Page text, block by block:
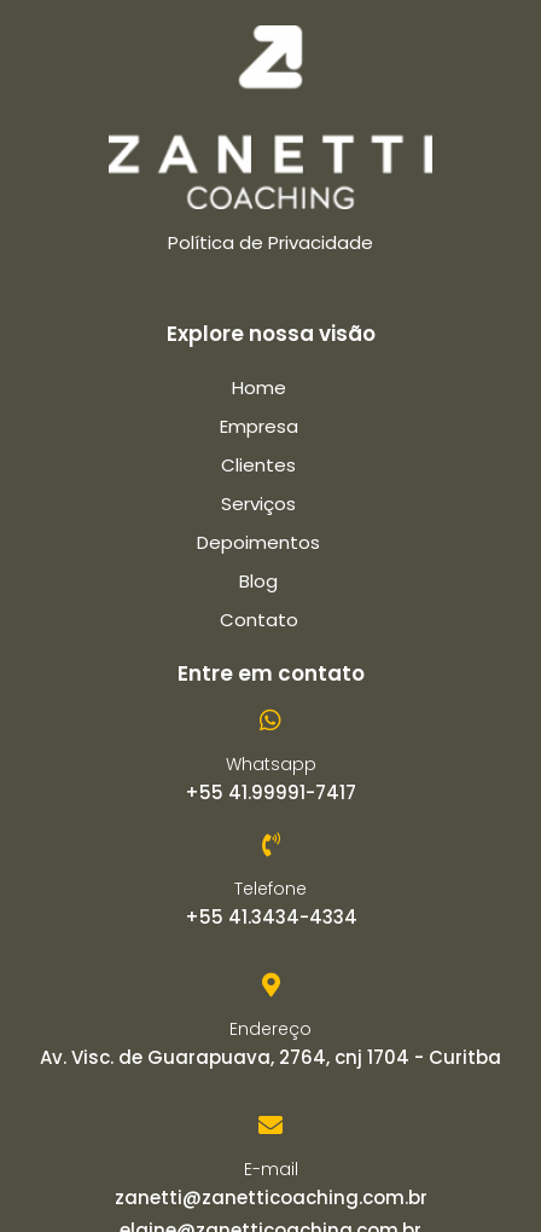
Política de Privacidade
Explore nossa visão
Home
Empresa
Clientes
Serviços
Depoimentos
Blog
Contato
Entre em contato
Whatsapp
+55 41.99991-7417
Telefone
+55 41.3434-4334
Endereço
Av. Visc. de Guarapuava, 2764, cnj 1704 - Curitba
E-mail
zanetti@zanetticoaching.com.br